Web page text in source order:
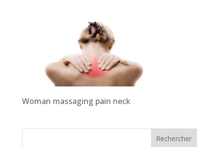
Woman massaging pain neck